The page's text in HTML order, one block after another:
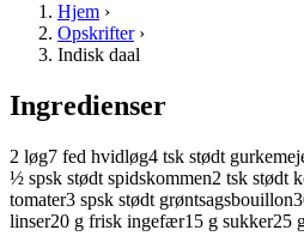
Hjem ›
Opskrifter›
Indisk daal
Ingredienser
2 løg7 fed hvidløg4 tsk stødt
½ spsk stødt spidskommen2 tsk stødt
tomater3 spsk stødt grøntsagsbouillon
linser20 g frisk ingefær15 g sukker25